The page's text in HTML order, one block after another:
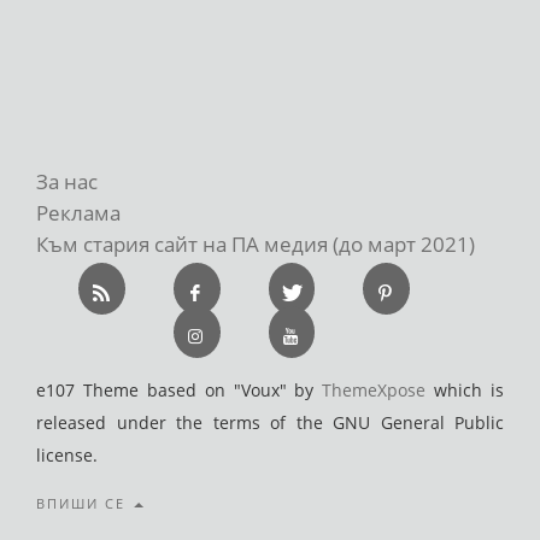
За нас
Реклама
Към стария сайт на ПА медия (до март 2021)
e107 Theme based on "Voux" byThemeXpose which is
released under the terms of the GNU General Public
license.
ВПИШИ СЕ